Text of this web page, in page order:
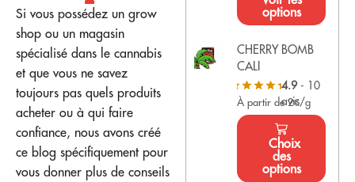
Si vous possédez un grow
shop ou un magasin
spécialisé dans le cannabis
et que vous ne savez
toujours pas quels produits
acheter ou à qui faire
confiance, nous avons créé
ce blog spécifiquement pour
vous donner plus de conseils
options
CHERRY BOMB
CALI
4.9- 10
avis
À partir de 2€/g
Choix
des
options